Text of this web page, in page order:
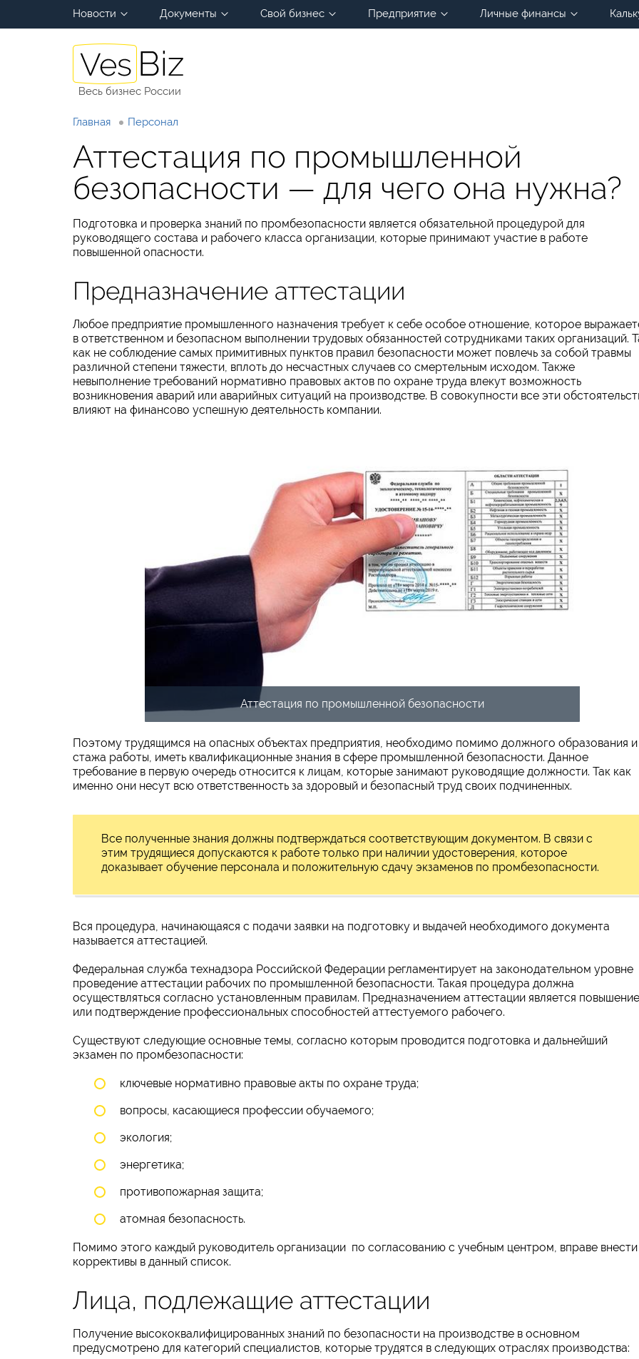
Новости Документы Свой бизнес Предприятие Личные финансы
Весь бизнес России
Главная Персонал
Аттестация по промышленной
безопасности — для чего она нужна?
Подготовка и проверка знаний по промбезопасности является обязательной процедурой для
руководящего состава и рабочего класса организации, которые принимают участие в работе
повышенной опасности.
Предназначение аттестации
Любое предприятие промышленного назначения требует к себе особое отношение, которое
в ответственном и безопасном выполнении трудовых обязанностей сотрудниками таких организаций.
как не соблюдение самых примитивных пунктов правил безопасности может повлечь за собой травмы
различной степени тяжести, вплоть до несчастных случаев со смертельным исходом. Также
невыполнение требований нормативно правовых актов по охране труда влекут возможность
возникновения аварий или аварийных ситуаций на производстве. В совокупности все эти
влияют на финансово успешную деятельность компании.
Аттестация по промышленной безопасности
Поэтому трудящимся на опасных объектах предприятия, необходимо помимо должного образования и
стажа работы, иметь квалификационные знания в сфере промышленной безопасности. Данное
требование в первую очередь относится к лицам, которые занимают руководящие должности. Так как
именно они несут всю ответственность за здоровый и безопасный труд своих подчиненных.
Все полученные знания должны подтверждаться соответствующим документом. В связи с
этим трудящиеся допускаются к работе только при наличии удостоверения, которое
доказывает обучение персонала и положительную сдачу экзаменов по промбезопасности.
Вся процедура, начинающаяся с подачи заявки на подготовку и выдачей необходимого документа
называется аттестацией.
Федеральная служба технадзора Российской Федерации регламентирует на законодательном уровне
проведение аттестации рабочих по промышленной безопасности. Такая процедура должна
осуществляться согласно установленным правилам. Предназначением аттестации является повышение
или подтверждение профессиональных способностей аттестуемого рабочего.
Существуют следующие основные темы, согласно которым проводится подготовка и дальнейший
экзамен по промбезопасности:
ключевые нормативно правовые акты по охране труда;
вопросы, касающиеся профессии обучаемого;
экология;
энергетика;
противопожарная защита;
атомная безопасность.
Помимо этого каждый руководитель организации по согласованию с учебным центром, вправе внести
коррективы в данный список.
Лица, подлежащие аттестации
Получение высококвалифицированных знаний по безопасности на производстве в основном
предусмотрено для категорий специалистов, которые трудятся в следующих отраслях производства: